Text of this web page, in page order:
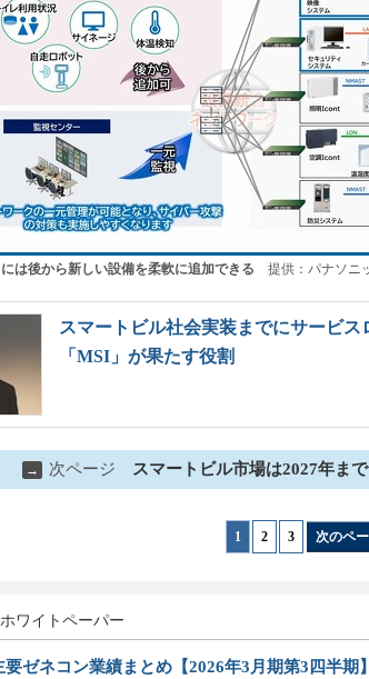
には後から新しい設備を柔軟に追加できる 提供：パナソニ
スマートビル社会実装までにサービ
「MSI」が果たす役割
→ 次ページ スマートビル市場は2027年ま
1 2 3 次のペ
ワイトペーパー
要ゼネコン業績まとめ【2026年3月期第3四半期】